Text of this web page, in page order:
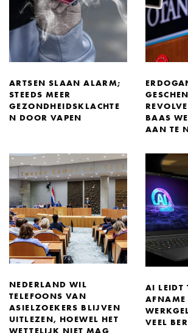
ARTSEN SLAAN ALARM;
STEEDS MEER
GEZONDHEIDSKLACHTE
N DOOR VAPEN
BAAS
AAN TE
NEDERLAND WIL
TELEFOONS VAN
ASIELZOEKERS BLIJVEN
UITLEZEN, HOEWEL HET
WETTELIJK NIET MAG
AI LEIDT
VEEL